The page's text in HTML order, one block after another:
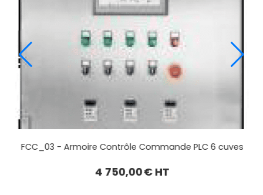
FCC_04 - Armoire Contrôle Commande PLC 12 cuves
6 750,00€ HT